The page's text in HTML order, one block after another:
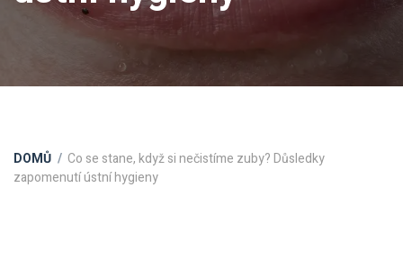
DOMŮ
Co se stane, když si nečistíme zuby? Důsledky
zapomenutí ústní hygieny